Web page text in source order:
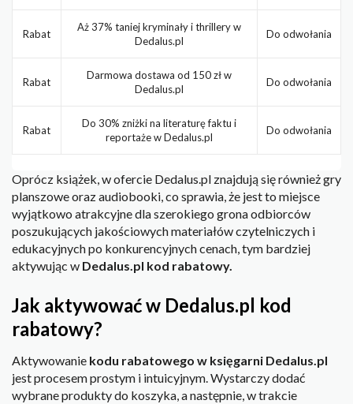
Rabat
Aż 37% taniej kryminały i thrillery w
Dedalus.pl
Do odwołania
Rabat
Darmowa dostawa od 150 zł w
Dedalus.pl
Do odwołania
Rabat
Do 30% zniżki na literaturę faktu i
reportaże w Dedalus.pl
Do odwołania
Oprócz książek, w ofercie Dedalus.pl znajdują się również gry
planszowe oraz audiobooki, co sprawia, że jest to miejsce
wyjątkowo atrakcyjne dla szerokiego grona odbiorców
poszukujących jakościowych materiałów czytelniczych i
edukacyjnych po konkurencyjnych cenach, tym bardziej
aktywując w Dedalus.pl kod rabatowy.
Jak aktywować w Dedalus.pl kod
rabatowy?
Aktywowanie kodu rabatowego w księgarni Dedalus.pl
jest procesem prostym i intuicyjnym. Wystarczy dodać
wybrane produkty do koszyka, a następnie, w trakcie